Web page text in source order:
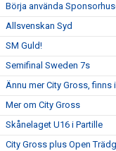
Börja använda
Allsvenskan Syd
SM Guld!
Semifinal Sweden 7s
Ännu mer City Gross,
Mer om City Gross
Skånelaget U16 i Partille
City Gross plus Open